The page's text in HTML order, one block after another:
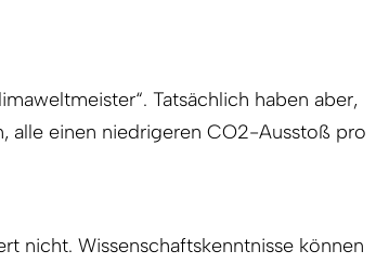
Tatsächlich haben aber,
alle einen niedrigeren CO2-Ausstoß pro
nicht. Wissenschaftskenntnisse können